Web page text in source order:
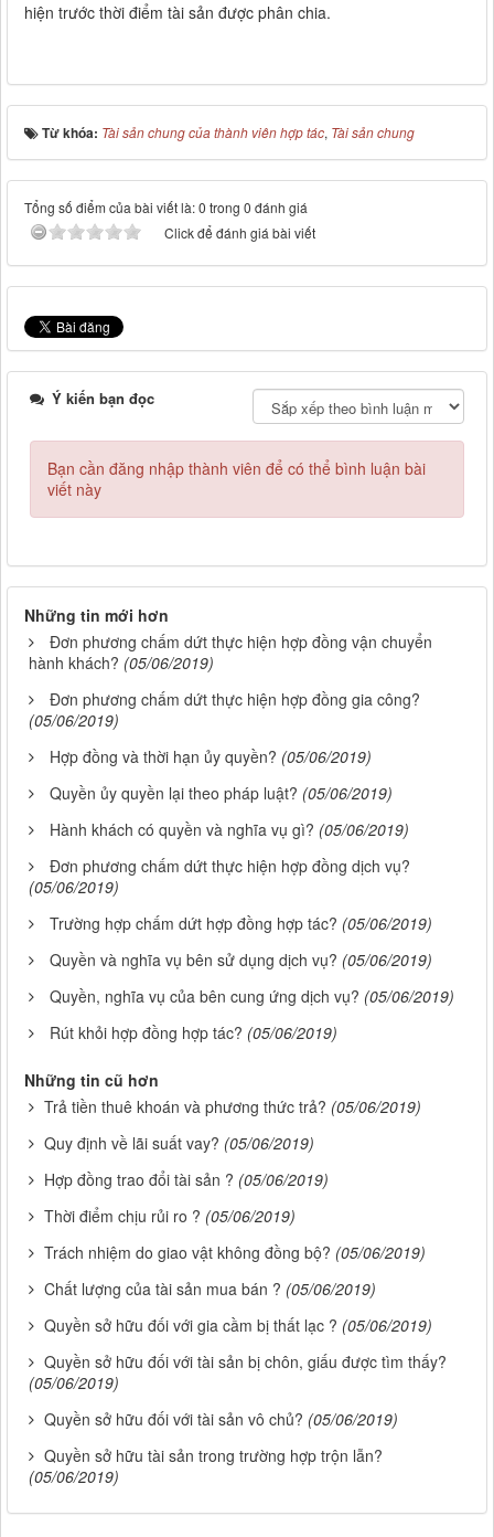
hiện trước thời điểm tài sản được phân chia.
Từ khóa: Tài sản chung của thành viên hợp tác, Tài sản chung
Tổng số điểm của bài viết là: 0 trong 0 đánh giá
Click để đánh giá bài viết
Ý kiến bạn đọc
Bạn cần đăng nhập thành viên để có thể bình luận bài
viết này
Những tin mới hơn
Đơn phương chấm dứt thực hiện hợp đồng vận chuyển
hành khách? (05/06/2019)
Đơn phương chấm dứt thực hiện hợp đồng gia công?
(05/06/2019)
Hợp đồng và thời hạn ủy quyền? (05/06/2019)
Quyền ủy quyền lại theo pháp luật? (05/06/2019)
Hành khách có quyền và nghĩa vụ gì? (05/06/2019)
Đơn phương chấm dứt thực hiện hợp đồng dịch vụ?
(05/06/2019)
Trường hợp chấm dứt hợp đồng hợp tác? (05/06/2019)
Quyền và nghĩa vụ bên sử dụng dịch vụ? (05/06/2019)
Quyền, nghĩa vụ của bên cung ứng dịch vụ? (05/06/2019)
Rút khỏi hợp đồng hợp tác? (05/06/2019)
Những tin cũ hơn
Trả tiền thuê khoán và phương thức trả? (05/06/2019)
Quy định về lãi suất vay? (05/06/2019)
Hợp đồng trao đổi tài sản ? (05/06/2019)
Thời điểm chịu rủi ro ? (05/06/2019)
Trách nhiệm do giao vật không đồng bộ? (05/06/2019)
Chất lượng của tài sản mua bán ? (05/06/2019)
Quyền sở hữu đối với gia cầm bị thất lạc ? (05/06/2019)
Quyền sở hữu đối với tài sản bị chôn, giấu được tìm thấy?
(05/06/2019)
Quyền sở hữu đối với tài sản vô chủ? (05/06/2019)
Quyền sở hữu tài sản trong trường hợp trộn lẫn?
(05/06/2019)